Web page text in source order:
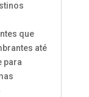
que
até
para